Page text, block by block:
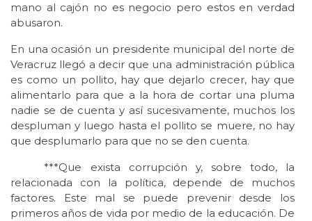
mano al cajón no es negocio pero estos en verdad
abusaron.
En una ocasión un presidente municipal del norte de
Veracruz llegó a decir que una administración pública
es como un pollito, hay que dejarlo crecer, hay que
alimentarlo para que a la hora de cortar una pluma
nadie se de cuenta y así sucesivamente, muchos los
despluman y luego hasta el pollito se muere, no hay
que desplumarlo para que no se den cuenta.
***Que exista corrupción y, sobre todo, la
relacionada con la política, depende de muchos
factores. Este mal se puede prevenir desde los
primeros años de vida por medio de la educación. De